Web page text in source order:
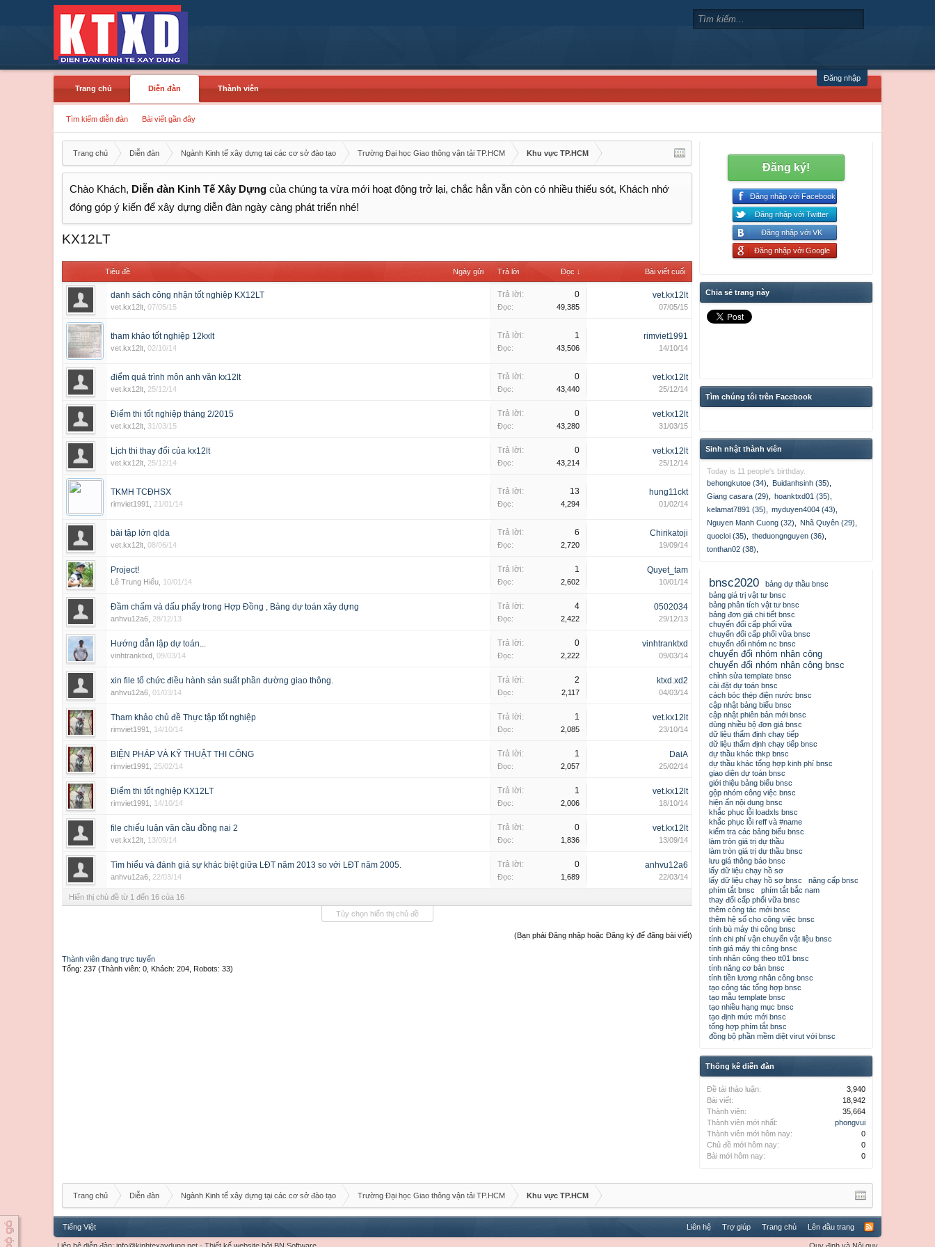
Đăng nhập
Trang chủ
Diễn đàn
Tìm kiếm diễn đàn Bài viết gần đây
Thành viên
Trang chủ Diễn đàn Ngành Kinh tế xây dựng tại các cơ sở đào tạo Trường Đại học Giao thông vận tải TP.HCM Khu vực TP.HCM
Chào Khách, Diễn đàn Kinh Tế Xây Dựng của chúng ta vừa mới hoạt động trở lại, chắc hẳn vẫn còn có nhiều thiếu sót, Khách nhớ
đóng góp ý kiến để xây dựng diễn đàn ngày càng phát triển nhé!
KX12LT
Tiêu đề Ngày gửi Trả lời Đọc ↓ Bài viết cuối
danh sách công nhận tốt nghiệp KX12LT
vet.kx12lt 07/05/15
Trả lời: 0
Đọc: 49,385
vet.kx12lt
07/05/15
tham khảo tốt nghiệp 12kxlt
vet.kx12lt 02/10/14
Trả lời: 1
Đọc: 43,506
rimviet1991
14/10/14
điểm quá trình môn anh văn kx12lt
vet.kx12lt 25/12/14
Trả lời: 0
Đọc: 43,440
vet.kx12lt
25/12/14
Điểm thi tốt nghiệp tháng 2/2015
vet.kx12lt 31/03/15
Trả lời: 0
Đọc: 43,280
vet.kx12lt
31/03/15
Lịch thi thay đổi của kx12lt
vet.kx12lt 25/12/14
Trả lời: 0
Đọc: 43,214
vet.kx12lt
25/12/14
TKMH TCĐHSX
rimviet1991 21/01/14
Trả lời: 13
Đọc: 4,294
hung11ckt
01/02/14
bài tập lớn qlda
vet.kx12lt 08/06/14
Trả lời: 6
Đọc: 2,720
Chirikatoji
19/09/14
Project!
Lê Trung Hiếu 10/01/14
Trả lời: 1
Đọc: 2,602
Quyet_tam
10/01/14
Đầm chấm và dấu phẩy trong Hợp Đồng , Bảng dự toán xây dựng
anhvu12a6 28/12/13
Trả lời: 4
Đọc: 2,422
0502034
29/12/13
Hướng dẫn lập dự toán...
vinhtranktxd 09/03/14
Trả lời: 0
Đọc: 2,222
vinhtranktxd
09/03/14
xin file tổ chức điều hành sản suất phần đường giao thông.
anhvu12a6 01/03/14
Trả lời: 2
Đọc: 2,117
ktxd.xd2
04/03/14
Tham khảo chủ đề Thực tập tốt nghiệp
rimviet1991 14/10/14
Trả lời: 1
Đọc: 2,085
vet.kx12lt
23/10/14
BIỆN PHÁP VÀ KỸ THUẬT THI CÔNG
rimviet1991 25/02/14
Trả lời: 1
Đọc: 2,057
DaiA
25/02/14
Điểm thi tốt nghiệp KX12LT
rimviet1991 14/10/14
Trả lời: 1
Đọc: 2,006
vet.kx12lt
18/10/14
file chiếu luận văn cầu đồng nai 2
vet.kx12lt 13/09/14
Trả lời: 0
Đọc: 1,836
vet.kx12lt
13/09/14
Tìm hiểu và đánh giá sự khác biệt giữa LĐT năm 2013 so với LĐT năm 2005.
anhvu12a6 22/03/14
Trả lời: 0
Đọc: 1,689
anhvu12a6
22/03/14
Hiển thị chủ đề từ 1 đến 16 của 16
Tùy chọn hiển thị chủ đề
(Bạn phải Đăng nhập hoặc Đăng ký để đăng bài viết)
Thành viên đang trực tuyến
Tổng: 237 (Thành viên: 0, Khách: 204, Robots: 33)
Đăng ký!
Đăng nhập với Facebook
Đăng nhập với Twitter
Đăng nhập với VK
Đăng nhập với Google
Chia sẻ trang này
Tìm chúng tôi trên Facebook
Sinh nhật thành viên
Today is 11 people's birthday.
behongkutoe (34)
Buidanhsinh (35)
Giang casara (29)
hoanktxd01 (35)
kelamat7891 (35)
myduyen4004 (43)
Nguyen Manh Cuong (32)
Nhã Quyên (29)
quocloi (35)
theduongnguyen (36)
tonthan02 (38)
bnsc2020
bảng dự thầu bnsc
bảng giá trị vật tư bnsc
bảng phân tích vật tư bnsc
bảng đơn giá chi tiết bnsc
chuyển đổi cấp phối vữa
chuyển đổi cấp phối vữa bnsc
chuyển đổi nhóm nc bnsc
chuyển đổi nhóm nhân công
chuyển đổi nhóm nhân công bnsc
chỉnh sửa template bnsc
cài đặt dự toán bnsc
cách bóc thép điện nước bnsc
cập nhật bảng biểu bnsc
cập nhật phiên bản mới bnsc
dùng nhiều bộ đơn giá bnsc
dữ liệu thẩm định chạy tiếp
dữ liệu thẩm định chạy tiếp bnsc
dự thầu khác thkp bnsc
dự thầu khác tổng hợp kinh phí bnsc
giao diện dự toán bnsc
giới thiệu bảng biểu bnsc
gộp nhóm công việc bnsc
hiện ẩn nội dung bnsc
khắc phục lỗi loadxls bnsc
khắc phục lỗi reff và #name
kiểm tra các bảng biểu bnsc
làm tròn giá trị dự thầu
làm tròn giá trị dự thầu bnsc
lưu giá thông báo bnsc
lấy dữ liệu chạy hồ sơ
lấy dữ liệu chạy hồ sơ bnsc
nâng cấp bnsc
phím tắt bnsc
phím tắt bắc nam
thay đổi cấp phối vữa bnsc
thêm công tác mới bnsc
thêm hệ số cho công việc bnsc
tính bù máy thi công bnsc
tính chi phí vận chuyển vật liệu bnsc
tính giá máy thi công bnsc
tính nhân công theo tt01 bnsc
tính năng cơ bản bnsc
tính tiền lương nhân công bnsc
tạo công tác tổng hợp bnsc
tạo mẫu template bnsc
tạo nhiều hạng mục bnsc
tạo định mức mới bnsc
tổng hợp phím tắt bnsc
đồng bộ phần mềm diệt virut với bnsc
Thống kê diễn đàn
Đề tài thảo luận:
3,940
Bài viết:
18,942
Thành viên:
35,664
Thành viên mới nhất:
phongvui
Thành viên mới hôm nay:
0
Chủ đề mới hôm nay:
0
Bài mới hôm nay:
0
Trang chủ Diễn đàn Ngành Kinh tế xây dựng tại các cơ sở đào tạo Trường Đại học Giao thông vận tải TP.HCM Khu vực TP.HCM
Tiếng Việt Liên hệ Trợ giúp Trang chủ Lên đầu trang